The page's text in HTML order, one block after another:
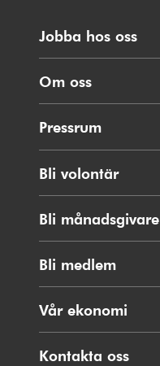
Jobba hos oss
Om oss
Pressrum
Bli volontär
Bli månadsgivare
Bli medlem
Vår ekonomi
Kontakta oss